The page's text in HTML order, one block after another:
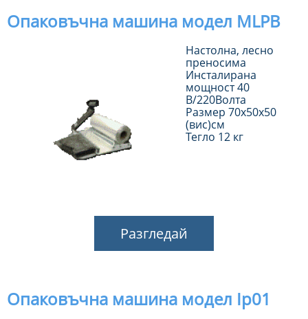
Опаковъчна машина модел MLPB
Настолна, лесно
преносима
Инсталирана
мощност 40
В/220Волта
Размер 70х50х50
(вис)см
Тегло 12 кг
Разгледай
Опаковъчна машина модел Ip01